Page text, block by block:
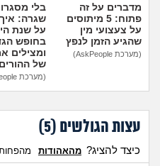
מדברים על זה
פתוח: 5 מיתוסים
על צעצועי מין
שהגיע הזמן לנפץ
(מערכת AskPeople)
בלי
שגרה:
על שנת
בחופש
ומצילים
של
(מערכת AskPeople)
עצות הגולשים (5
)
כיצד להציג? מהאהודות